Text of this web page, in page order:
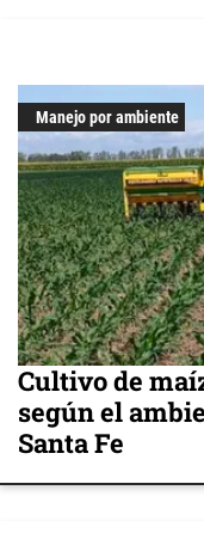
Manejo por ambiente
Cultivo de
según el
Santa Fe